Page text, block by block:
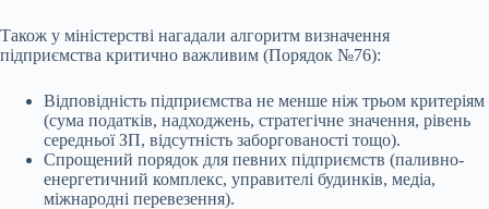
Також у міністерстві нагадали алгоритм визначення
підприємства критично важливим (Порядок №76):
Відповідність підприємства не менше ніж трьом критеріям
(сума податків, надходжень, стратегічне значення, рівень
середньої ЗП, відсутність заборгованості тощо).
Спрощений порядок для певних підприємств (паливно-
енергетичний комплекс, управителі будинків, медіа,
міжнародні перевезення).